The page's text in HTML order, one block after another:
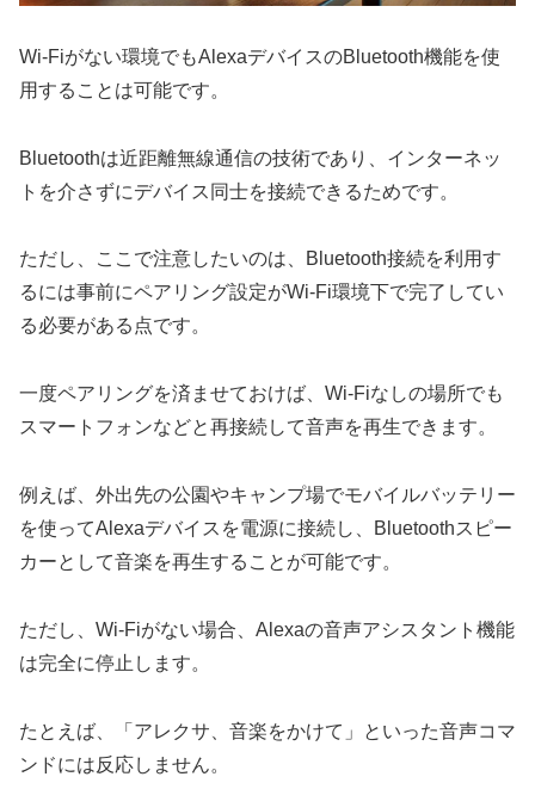
Wi-Fiがない環境でもAlexaデバイスのBluetooth機能を使
用することは可能です。
Bluetoothは近距離無線通信の技術であり、インターネッ
トを介さずにデバイス同士を接続できるためです。
ただし、ここで注意したいのは、Bluetooth接続を利用す
るには事前にペアリング設定がWi-Fi環境下で完了してい
る必要がある点です。
一度ペアリングを済ませておけば、Wi-Fiなしの場所でも
スマートフォンなどと再接続して音声を再生できます。
例えば、外出先の公園やキャンプ場でモバイルバッテリー
を使ってAlexaデバイスを電源に接続し、Bluetoothスピー
カーとして音楽を再生することが可能です。
ただし、Wi-Fiがない場合、Alexaの音声アシスタント機能
は完全に停止します。
たとえば、「アレクサ、音楽をかけて」といった音声コマ
ンドには反応しません。